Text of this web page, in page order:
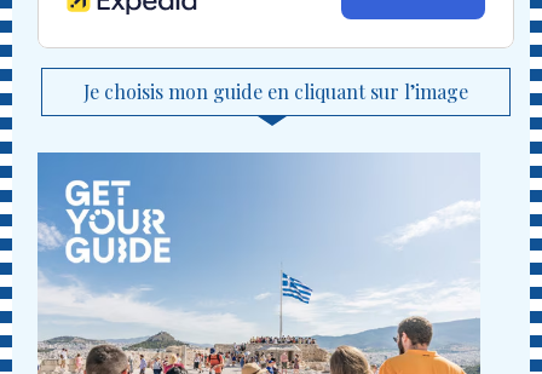
Je choisis mon guide en cliquant sur l’image